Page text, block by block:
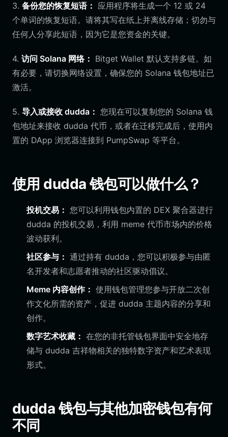
3. 备份您的恢复短语： 应用程序将生成一个 12 或 24
个单词的恢复短语。请将其写在纸上并离线存储；切勿与
任何人分享此短语，因为它是您资金的关键。
4. 访问 Solana 网络： Bitget Wallet 默认支持多链。如
有必要，请切换网络设置，确保您的 Solana 钱包地址已
激活。
5. 导入或接收 dudda： 您现在可以复制您的 Solana 钱
包地址来接收 dudda 代币，或者在迁移完成后，使用内
置的 DApp 浏览器连接到 PumpSwap 等平台。
使用 dudda 钱包可以做什么？
投机交易： 您可以利用钱包内置的 DEX 聚合器进行
dudda 的投机交易，利用 meme 代币市场内的价格
波动获利。
社区参与： 通过持有 dudda，您可以积极参与由匿
名开发者和志愿者推动的社区驱动倡议。
Meme 内容创作： 使用钱包管理您参与开放二次创
作文化所需的资产，促进 dudda 主题内容的分享和
创作。
数字艺术收藏： 在您的非托管钱包界面中安全地存
储与 dudda 吉祥物相关的独特数字资产和艺术表现
形式。
dudda 钱包与其他加密钱包有何
不同